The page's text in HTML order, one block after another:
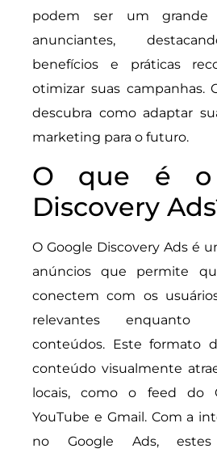
podem ser um grande
anunciantes,
benefícios e práticas
otimizar suas campanhas.
descubra como adaptar
marketing para o futuro.
O que é o
Discovery
O Google Discovery Ads é
anúncios que permite
conectem com os
relevantes enquanto
conteúdos. Este formato
conteúdo visualmente
locais, como o feed do
YouTube e Gmail. Com a
no Google Ads,